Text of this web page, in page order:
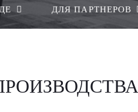
ДЛЯ ПАРТНЕРОВ